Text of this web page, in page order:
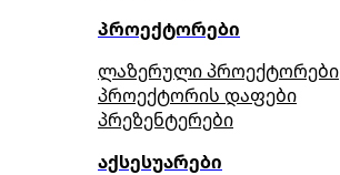
პროექტორები
ლაზერული პროექტორები
პროექტორის დაფები
პრეზენტერები
აქსესუარები